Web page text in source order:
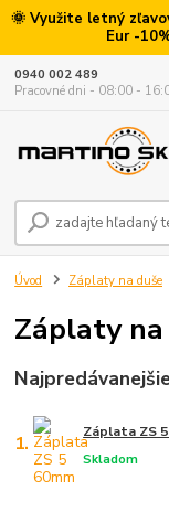
🌞 Využite letný
Eur -
0940 002 489
Pracovné dni - 08:00 -
Úvod Záplaty na duše
Záplaty na
1. Záplata ZS
Skladom